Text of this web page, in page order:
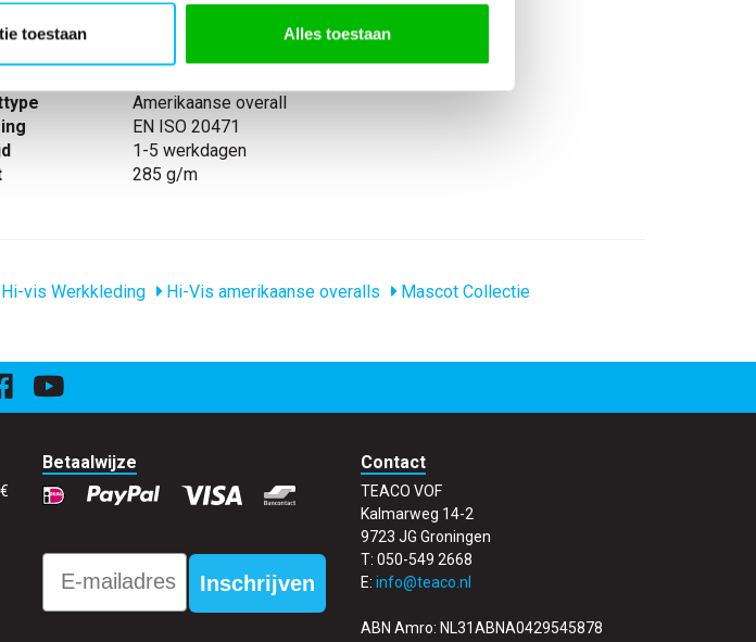
toestaan Alles toestaan
80% polyester/20% katoen
Amerikaanse overall
EN ISO 20471
1-5 werkdagen
285 g/m
Hi-vis Werkkleding Hi-Vis amerikaanse overalls
Mascot Collectie
Betaalwijze
Email
Inschrijven
Contact
TEACO VOF
Kalmarweg 14-2
9723 JG Groningen
T: 050-549 2668
E: info@teaco.nl
ABN Amro: NL31ABNA0429545878